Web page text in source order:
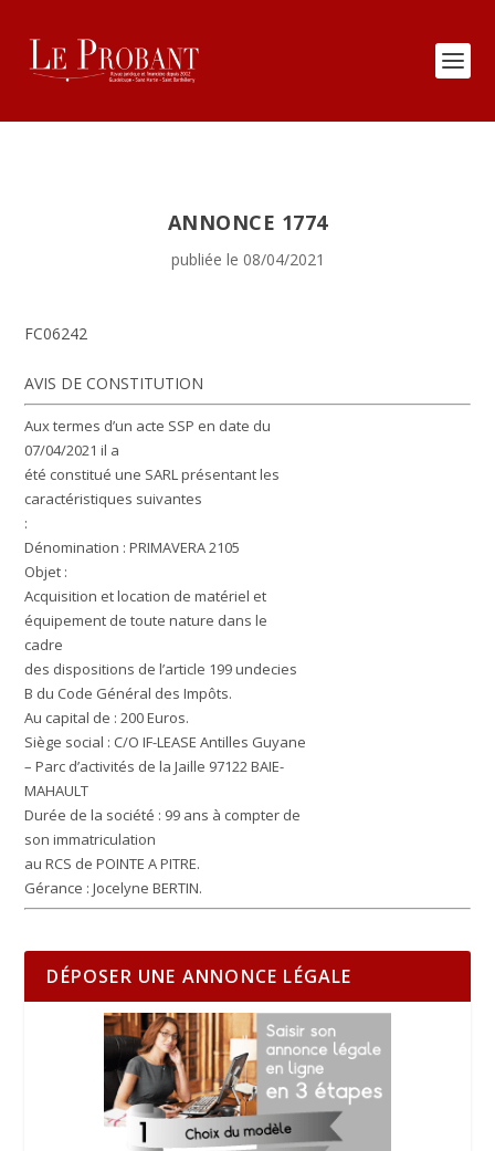
ANNONCE 1774
publiée le 08/04/2021
FC06242
AVIS DE CONSTITUTION
Aux termes d’un acte SSP en date du
07/04/2021 il a
été constitué une SARL présentant les
caractéristiques suivantes
:
Dénomination : PRIMAVERA 2105
Objet :
Acquisition et location de matériel et
équipement de toute nature dans le
cadre
des dispositions de l’article 199 undecies
B du Code Général des Impôts.
Au capital de :200 Euros.
Siège social : C/O IF-LEASE Antilles Guyane
– Parc d’activités de la Jaille 97122 BAIE-
MAHAULT
Durée de la société : 99 ans à compter de
son immatriculation
au RCS de POINTE A PITRE.
Gérance : Jocelyne BERTIN.
DÉPOSER UNE ANNONCE LÉGALE